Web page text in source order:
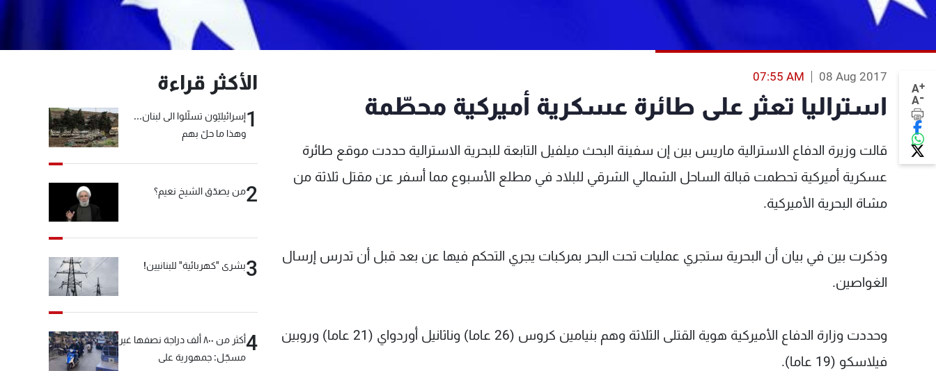
A+
A-
08 Aug 2017
07:55 AM
استراليا تعثر على طائرة عسكرية أميركية محطّمة
قالت وزيرة الدفاع الاسترالية ماريس بين إن سفينة البحث ميلفيل التابعة للبحرية الاسترالية حددت موقع طائرة
عسكرية أميركية تحطمت قبالة الساحل الشمالي الشرقي للبلاد في مطلع الأسبوع مما أسفر عن مقتل ثلاثة من
مشاة البحرية الأميركية.
وذكرت بين في بيان أن البحرية ستجري عمليات تحت البحر بمركبات يجري التحكم فيها عن بعد قبل أن تدرس إرسال
الغواصين.
وحددت وزارة الدفاع الأميركية هوية القتلى الثلاثة وهم بنيامين كروس (26 عاما) وناثانيل أوردواي (21 عاما) وروبين
فيلاسكو (19 عاما).
الأكثر قراءة
1إسرائيليّون تسلّلوا الى لبنان...
وهذا ما حلّ بهم
2من يصدّق الشيخ نعيم؟
3بشرى "كهربائية" للبنانيين!
4
أكثر من ٨٠٠ ألف دراجة نصفها غير
مسجّل: جمهورية على